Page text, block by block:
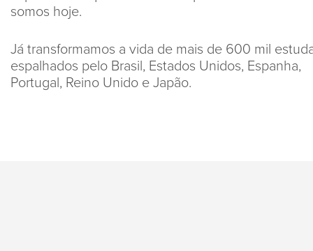
somos hoje.
Já transformamos a vida de mais de 600 mil
espalhados pelo Brasil, Estados Unidos, Espanha,
Portugal, Reino Unido e Japão.